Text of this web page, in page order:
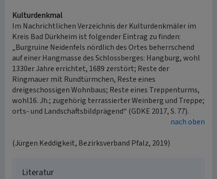
Kulturdenkmal
Im Nachrichtlichen Verzeichnis der Kulturdenkmäler im
Kreis Bad Dürkheim ist folgender Eintrag zu finden:
„Burgruine Neidenfels nördlich des Ortes beherrschend
auf einer Hangmasse des Schlossberges: Hangburg, wohl
1330er Jahre errichtet, 1689 zerstört; Reste der
Ringmauer mit Rundtürmchen, Reste eines
dreigeschossigen Wohnbaus; Reste eines Treppenturms,
wohl16. Jh.; zugehörig terrassierter Weinberg und Treppe;
orts- und Landschaftsbildprägend“ (GDKE 2017, S. 77).
nach oben
(Jürgen Keddigkeit, Bezirksverband Pfalz, 2019)
Literatur